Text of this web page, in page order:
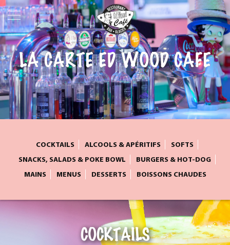
LA CARTE ED WOOD CAFE
COCKTAILS ALCOOLS & APÉRITIFS
SOFTS
SNACKS, SALADS & POKE BOWL
BURGERS & HOT-DOG
MAINS
MENUS DESSERTS BOISSONS CHAUDES
COCKTAILS